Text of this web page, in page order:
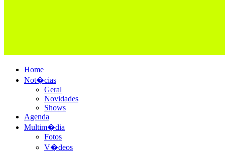
Home
Not�cias
Geral
Novidades
Shows
Agenda
Multim�dia
Fotos
V�deos